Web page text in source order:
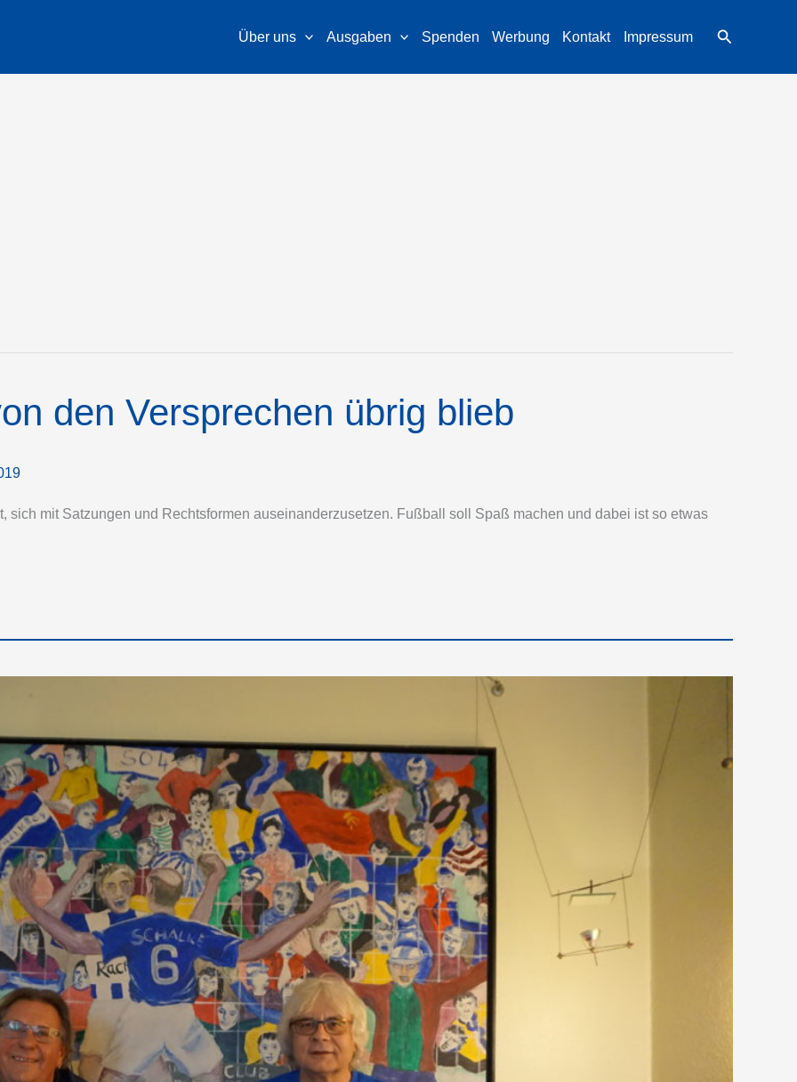
Über uns Ausgaben Spenden Werbung Kontakt Impressum Suchen
den Versprechen übrig blieb
sich mit Satzungen und Rechtsformen auseinanderzusetzen. Fußball soll Spaß machen und dabei ist so etwas